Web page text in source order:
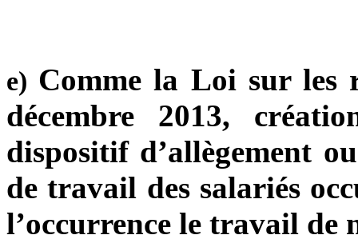
e) Comme la Loi sur les
décembre 2013,
dispositif d’allègement
de travail des salariés
l’occurrence le travail de